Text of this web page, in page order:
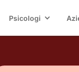
Psicologi